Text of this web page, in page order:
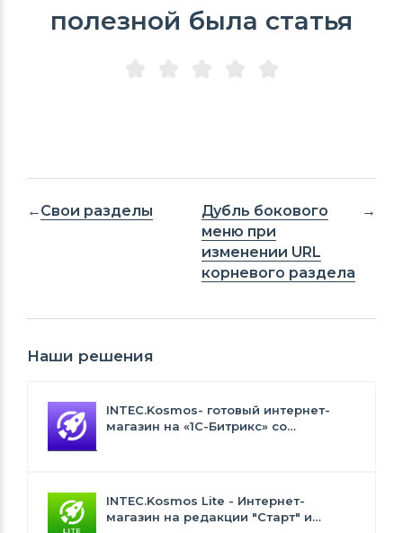
полезной была статья
Свои разделы
Дубль бокового
меню при
изменении URL
корневого раздела
Наши решения
INTEC.Kosmos- готовый интернет-
магазин на «1С-Битрикс» со
INTEC.Kosmos Lite - Интернет-
магазин на редакции "Старт" и